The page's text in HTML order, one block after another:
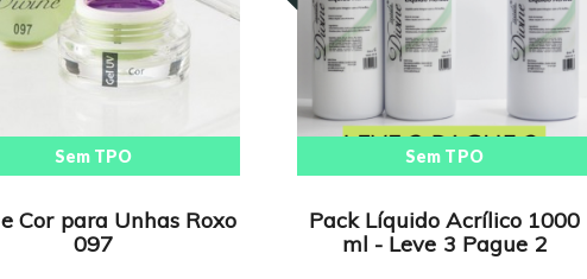
Sem TPO
Cor para Unhas Roxo
097
Sem TPO
Pack Líquido Acrílico 1000
ml - Leve 3 Pague 2